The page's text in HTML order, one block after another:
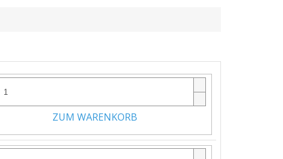
ZUM WARENKORB